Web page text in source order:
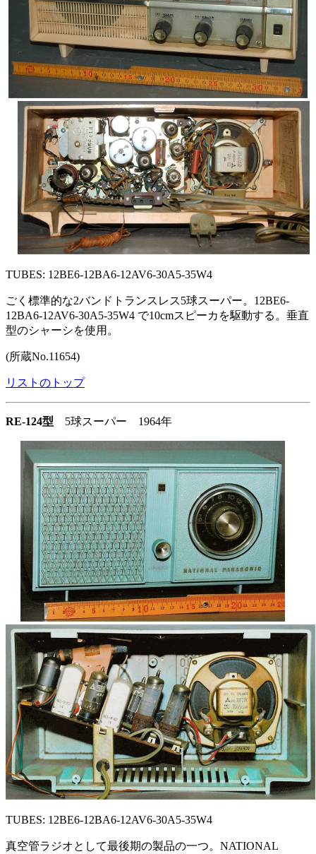
TUBES: 12BE6-12BA6-12AV6-30A5-35W4
ごく標準的な2バンドトランスレス5球スーパー。12BE6-
12BA6-12AV6-30A5-35W4 で10cmスピーカを駆動する。垂直
型のシャーシを使用。
(所蔵No.11654)
リストのトップ
RE-124型 5球スーパー 1964年
TUBES: 12BE6-12BA6-12AV6-30A5-35W4
真空管ラジオとして最後期の製品の一つ。NATIONAL